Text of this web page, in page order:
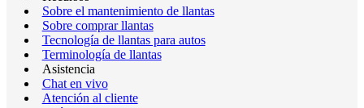
Sobre el mantenimiento de llantas
Sobre comprar llantas
Tecnología de llantas para autos
Terminología de llantas
Asistencia
Chat en vivo
Atención al cliente